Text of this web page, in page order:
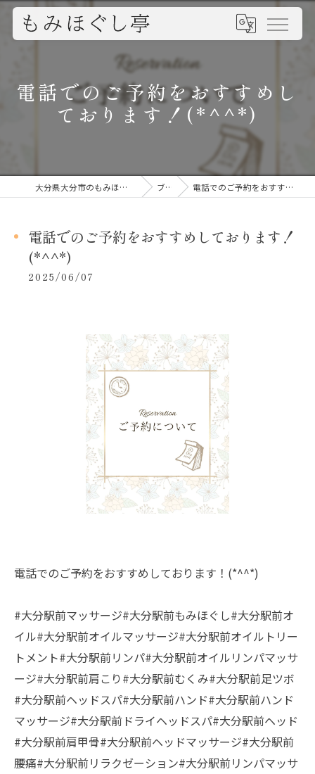
電話でのご予約をおすすめし
ております！(*^^*)
大分県大分市のもみほぐしならもみほぐし亭 ブログ 電話でのご予約をおすすめしております！(*^^*)
電話でのご予約をおすすめしております！
(*^^*)
2025/06/07
電話でのご予約をおすすめしております！(*^^*)
#大分駅前マッサージ#大分駅前もみほぐし#大分駅前オ
イル#大分駅前オイルマッサージ#大分駅前オイルトリー
トメント#大分駅前リンパ#大分駅前オイルリンパマッサ
ージ#大分駅前肩こり#大分駅前むくみ#大分駅前足ツボ
#大分駅前ヘッドスパ#大分駅前ハンド#大分駅前ハンド
マッサージ#大分駅前ドライヘッドスパ#大分駅前ヘッド
#大分駅前肩甲骨#大分駅前ヘッドマッサージ#大分駅前
腰痛#大分駅前リラクゼーション#大分駅前リンパマッサ